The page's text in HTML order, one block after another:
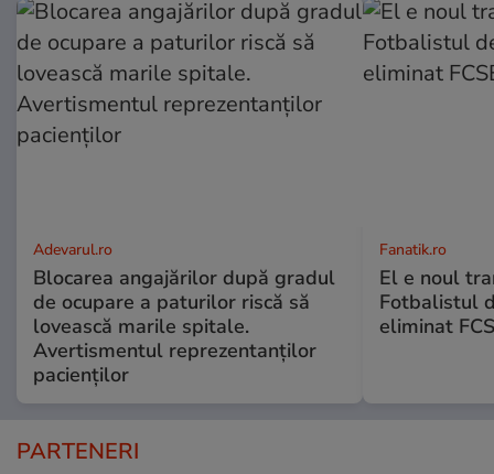
Adevarul.ro
Blocarea angajărilor după gradul
de ocupare a paturilor riscă să
lovească marile spitale.
Avertismentul reprezentanților
pacienților
Fanatik.ro
El e noul
Fotbalistul
eliminat
PARTENERI